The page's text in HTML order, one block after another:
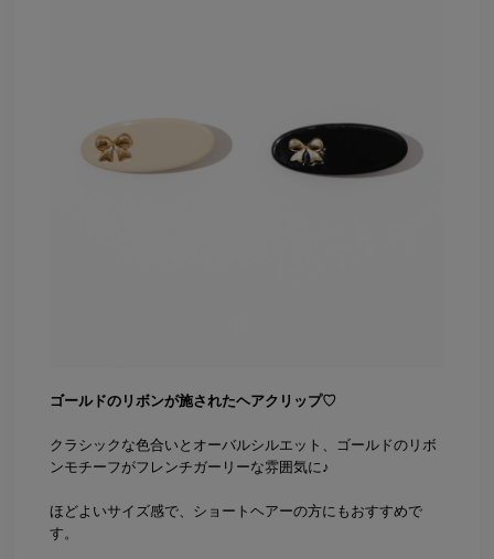
ゴールドのリボンが施されたヘアクリップ♡
クラシックな色合いとオーバルシルエット、ゴールドのリボ
ンモチーフがフレンチガーリーな雰囲気に♪
ほどよいサイズ感で、ショートヘアーの方にもおすすめで
す。